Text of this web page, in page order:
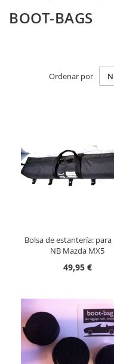
BOOT-BAGS
Ordenar por
Bolsa de estantería: para
NB Mazda MX5
49,95 €